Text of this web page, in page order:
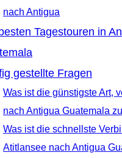
nach Antigua
Tagestouren in
gestellte Fragen
Was ist die günstigste Art,
nach Antigua Guatemala
Was ist die schnellste
Atitlansee nach Antigua